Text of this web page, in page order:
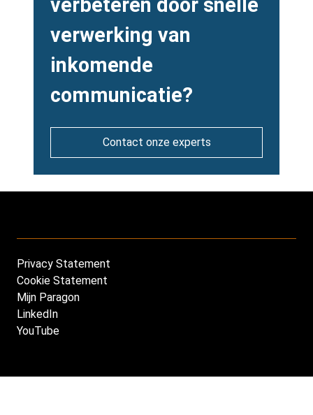
verwerking van
inkomende
communicatie?
Contact onze experts
Footer
NL
Privacy Statement
Cookie Statement
Mijn Paragon
LinkedIn
YouTube